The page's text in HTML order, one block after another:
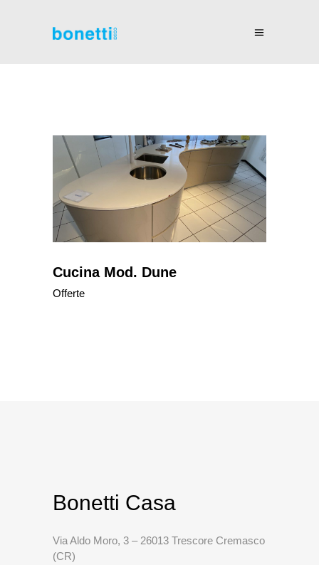
Cucina Mod. Dune
Offerte
Bonetti Casa
Via Aldo Moro, 3 – 26013 Trescore Cremasco
(CR)